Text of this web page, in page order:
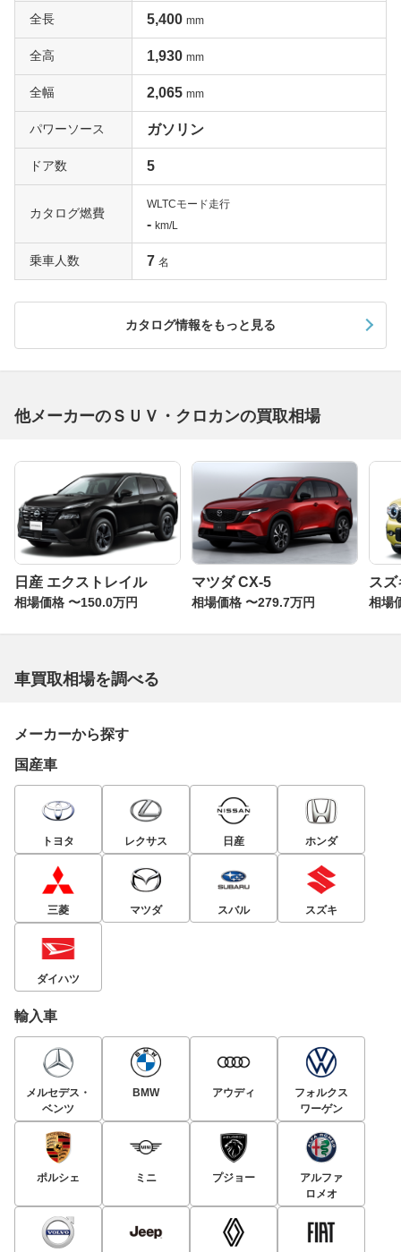
全長 5,400 mm
全高 1,930 mm
全幅 2,065 mm
パワーソース ガソリン
ドア数 5
カタログ燃費
WLTCモード走行
- km/L
乗車人数 7 名
カタログ情報をもっと見る
他メーカーのＳＵＶ・クロカンの買取相場
日産 エクストレイル
相場価格 〜150.0万円
マツダ CX-5
相場価格 〜279.7万円
ス
相場
車買取相場を調べる
メーカーから探す
国産車
トヨタ レクサス 日産 ホンダ
三菱 マツダ スバル スズキ
ダイハツ
輸入車
メルセデス・
ベンツ
BMW アウディ
フォルクス
ワーゲン
ポルシェ ミニ プジョー
アルファ
ロメオ